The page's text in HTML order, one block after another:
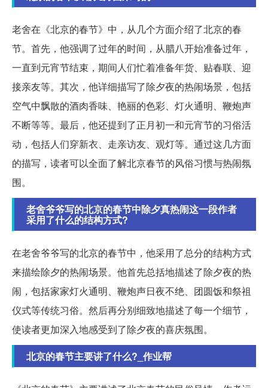
老舍在《北京的春节》中，从几个方面介绍了北京的春
节。首先，他强调了过年的时间，从腊八开始准备过年，
一直到元宵节结束，期间人们忙着准备年货、贴春联、迎
接亲友等。其次，他详细描写了除夕夜的热闹场景，包括
空气中飘散的酒肉香味、艳丽的色彩、灯火通明、鞭炮声
不断等等。最后，他还提到了正月初一和元宵节的习俗活
动，包括人们穿新衣、走亲访友、观灯等。通过这几方面
的描写，读者可以全面了解北京春节的风俗习惯与热闹氛
围。
老舍爷爷写的北京的春节中除夕真热闹这一段作者
采用了什么的结构方式?
在老舍爷爷写的北京的春节中，他采用了总分的结构方式
来描绘除夕的热闹场景。他首先总括地描述了除夕夜的热
闹，包括家家灯火通明、鞭炮声日夜不绝、团圆饭和祭祖
仪式等传统习俗。然后再分别细致地描述了每一个细节，
使读者更加深入地感受到了除夕夜的喜庆氛围。
北京的春节主要讲了什么?_作业帮